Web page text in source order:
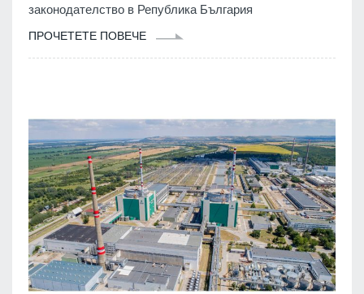
законодателство в Република България
ПРОЧЕТЕТЕ ПОВЕЧЕ